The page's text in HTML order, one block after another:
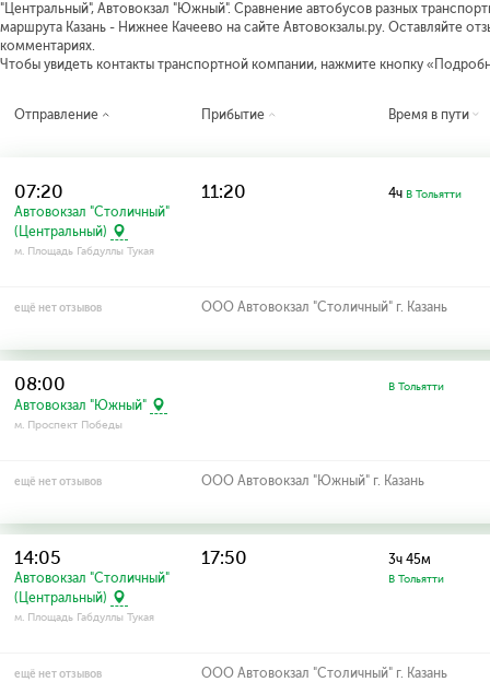
"Центральный", Автовокзал "Южный". Сравнение автобусов разных
маршрута Казань - Нижнее Качеево на сайте Автовокзалы.ру. Оставляйте
комментариях.
Чтобы увидеть контакты транспортной компании, нажмите кнопку
Отправление Прибытие Время в пути
07:20
Автовокзал "Столичный"
(Центральный)
м. Площадь Габдуллы Тукая
11:20 4ч В Тольятти
ещё нет отзывов ООО Автовокзал "Столичный" г. Казань
08:00
Автовокзал "Южный"
м. Проспект Победы
В Тольятти
ещё нет отзывов ООО Автовокзал "Южный" г. Казань
14:05
Автовокзал "Столичный"
(Центральный)
м. Площадь Габдуллы Тукая
17:50 3ч 45м
В Тольятти
ещё нет отзывов ООО Автовокзал "Столичный" г. Казань